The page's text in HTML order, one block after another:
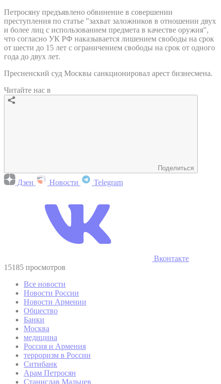
Петросяну предъявлено обвинение в совершении
преступления по статье "захват заложников в отношении двух
и более лиц с использованием предмета в качестве оружия",
что согласно УК РФ наказывается лишением свободы на срок
от шести до 15 лет с ограничением свободы на срок от одного
года до двух лет.
Пресненский суд Москвы санкционировал арест бизнесмена.
Читайте нас в
Поделиться
Дзен Новости Telegram
Вконтакте
15185 просмотров
Все новости
Новости России
Новости Армении
Общество
Банки
Москва
медицина
Россия и Армения
терроризм в России
Ситибанк
Арам Петросян
Станислав Мальцев